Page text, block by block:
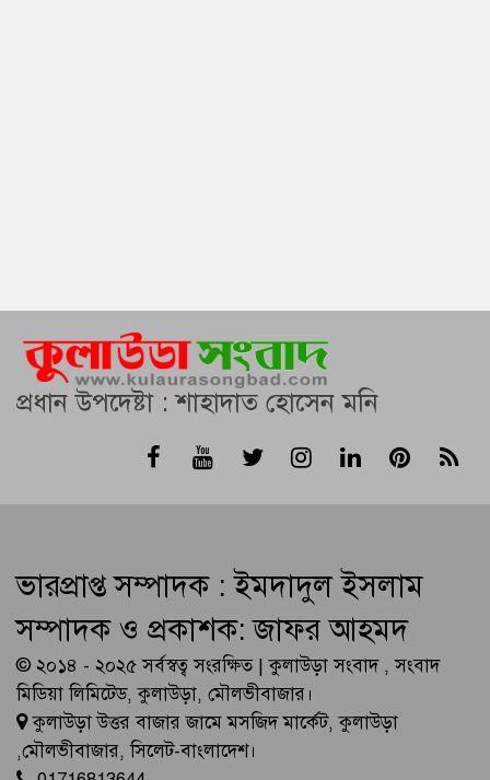
প্রধান উপদেষ্টা : শাহাদাত হোসেন মনি
ভারপ্রাপ্ত সম্পাদক : ইমদাদুল ইসলাম
সম্পাদক ও প্রকাশক: জাফর আহমদ
© ২০১৪ - ২০২৫ সর্বস্বত্ব সংরক্ষিত | কুলাউড়া সংবাদ , সংবাদ
মিডিয়া লিমিটেড, কুলাউড়া, মৌলভীবাজার।
কুলাউড়া উত্তর বাজার জামে মসজিদ মার্কেট, কুলাউড়া
,মৌলভীবাজার, সিলেট-বাংলাদেশ।